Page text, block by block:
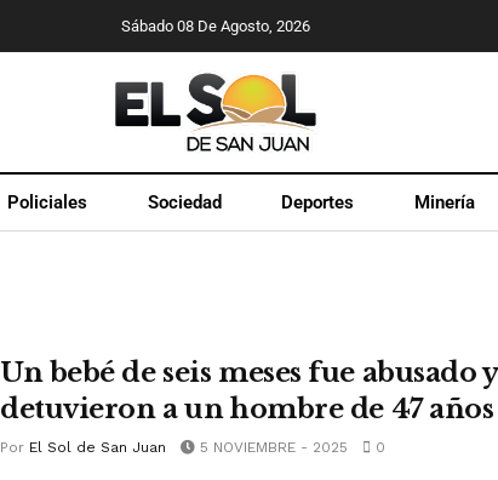
Sábado 08 De Agosto, 2026
Policiales Sociedad Deportes Minería
Un bebé de seis meses fue abusado y
detuvieron a un hombre de 47 años
Por El Sol de San Juan 5 NOVIEMBRE - 2025 0